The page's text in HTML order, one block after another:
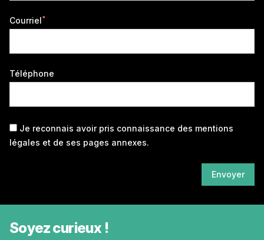
Courriel*
Téléphone
Je reconnais avoir pris connaissance des mentions
légales et de ses pages annexes.
Envoyer
Soyez curieux !